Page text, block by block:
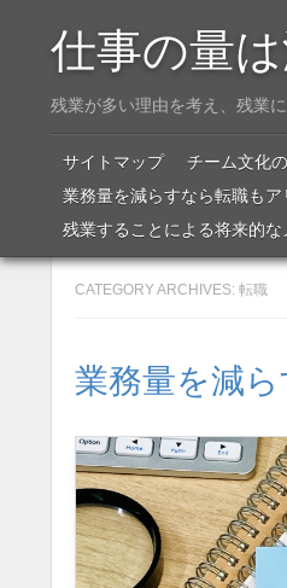
仕事の量
残業が多い理由を考え、残業
Menu
SKIP TO CONTENT
サイトマップ チーム文化
業務量を減らすなら転職もア
残業することによる将来的な
CATEGORY ARCHIVES: 転職
業務量を減